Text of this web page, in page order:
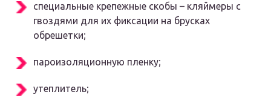
специальные крепежные скобы – кляймеры с
гвоздями для их фиксации на брусках
обрешетки;
пароизоляционную пленку;
утеплитель;